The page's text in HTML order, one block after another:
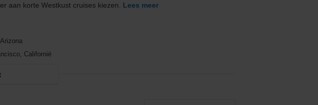
Zee
Zee
VS
& Nieuw Zeeland
aan korte Westkust cruises kiezen. Lees meer
Californië